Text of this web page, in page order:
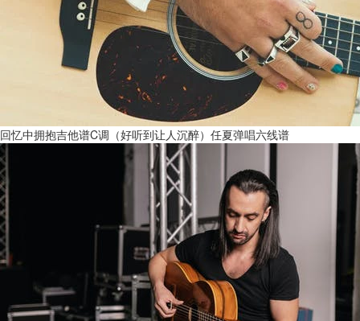
回忆中拥抱吉他谱C调（好听到让人沉醉）任夏弹唱六线谱